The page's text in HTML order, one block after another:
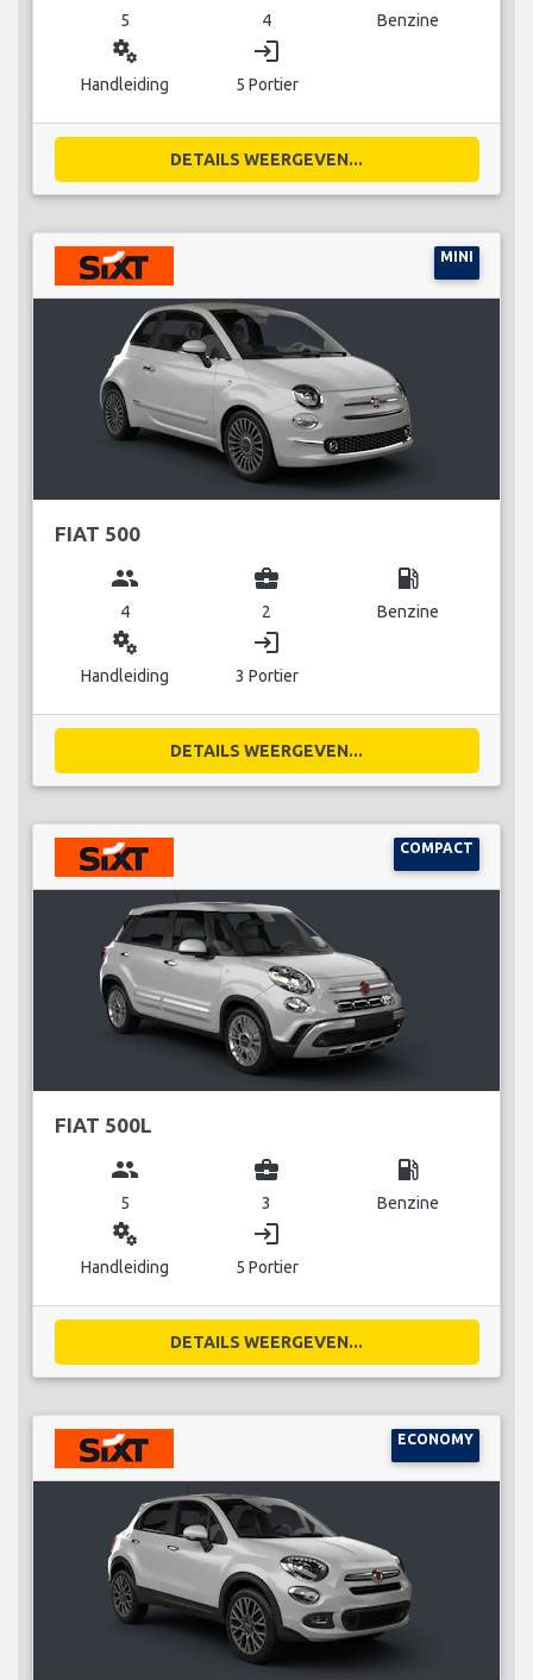
5 4 Benzine
miscellaneous_services
Handleiding
login
5 Portier
DETAILS WEERGEVEN...
MINI
FIAT 500
group
4
business_center
2
local_gas_station
Benzine
miscellaneous_services
Handleiding
login
3 Portier
DETAILS WEERGEVEN...
COMPACT
FIAT 500L
group
5
business_center
3
local_gas_station
Benzine
miscellaneous_services
Handleiding
login
5 Portier
DETAILS WEERGEVEN...
ECONOMY